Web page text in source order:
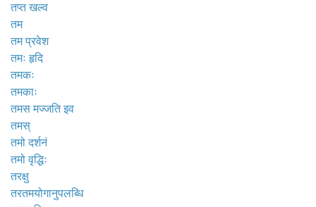
तप्त खल्व
तम
तम प्रवेश
तमः हृदि
तमकः
तमकाः
तमस मज्जति इव
तमस्
तमो दर्शनं
तमो वृद्धिः
तरक्षु
तरतमयोगानुपलब्धि